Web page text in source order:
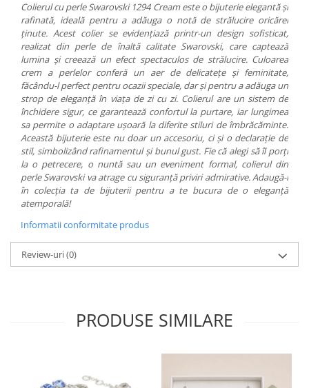
Colierul cu perle Swarovski 1294 Cream este o bijuterie elegantă și
rafinată, ideală pentru a adăuga o notă de strălucire oricărei
ținute. Acest colier se evidențiază printr-un design sofisticat,
realizat din perle de înaltă calitate Swarovski, care captează
lumina și creează un efect spectaculos de strălucire. Culoarea
crem a perlelor conferă un aer de delicatețe și feminitate,
făcându-l perfect pentru ocazii speciale, dar și pentru a adăuga un
strop de eleganță în viața de zi cu zi. Colierul are un sistem de
închidere sigur, ce garantează confortul la purtare, iar lungimea
sa permite o adaptare ușoară la diferite stiluri de îmbrăcăminte.
Această bijuterie este nu doar un accesoriu, ci și o declarație de
stil, simbolizând rafinamentul și bunul gust. Fie că alegi să îl porți
la o petrecere, o nuntă sau un eveniment formal, colierul din
perle Swarovski va atrage cu siguranță priviri admirative. Adaugă-l
în colecția ta de bijuterii pentru a te bucura de o eleganță
atemporală!
Informatii conformitate produs
Review-uri(0)
PRODUSE SIMILARE